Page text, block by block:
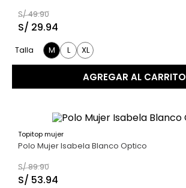
S/49.90
S/ 29.94
Talla M L XL
AGREGAR AL CARRITO
40 %
Topitop mujer
Polo Mujer Isabela Blanco Optico
S/89.90
S/ 53.94